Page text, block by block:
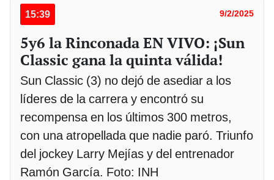
15:39 9/2/2025
5y6 la Rinconada EN VIVO: ¡Sun
Classic gana la quinta válida!
Sun Classic (3) no dejó de asediar a los
líderes de la carrera y encontró su
recompensa en los últimos 300 metros,
con una atropellada que nadie paró. Triunfo
del jockey Larry Mejías y del entrenador
Ramón García. Foto: INH